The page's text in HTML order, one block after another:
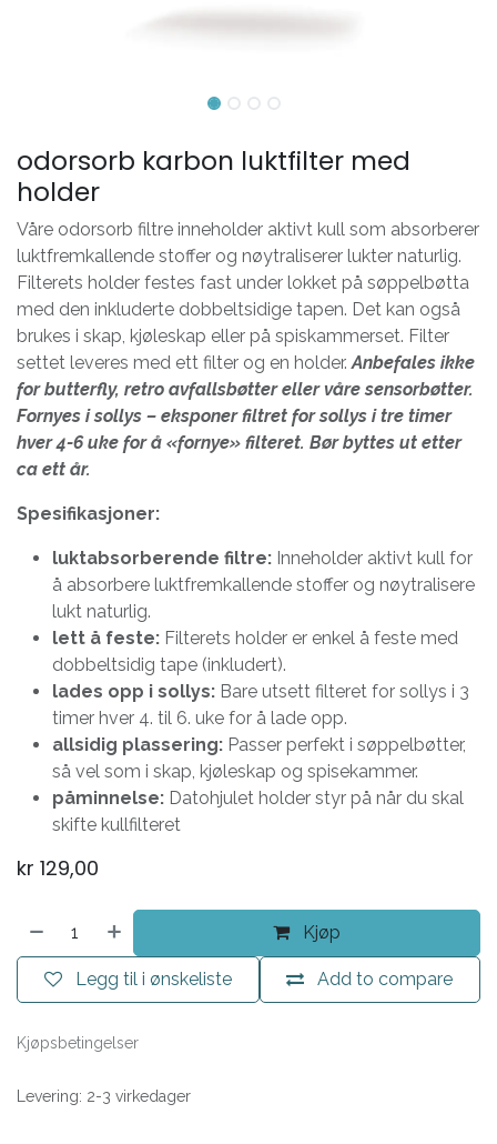
odorsorb karbon luktfilter med
holder
Våre odorsorb filtre inneholder aktivt kull som absorberer
luktfremkallende stoffer og nøytraliserer lukter naturlig.
Filterets holder festes fast under lokket på søppelbøtta
med den inkluderte dobbeltsidige tapen. Det kan også
brukes i skap, kjøleskap eller på spiskammerset. Filter
settet leveres med ett filter og en holder.Anbefales ikke
for butterfly, retro avfallsbøtter eller våre sensorbøtter.
Fornyes i sollys – eksponer filtret for sollys i tre timer
hver 4-6 uke for å «fornye» filteret. Bør byttes ut etter
ca ett år.
Spesifikasjoner:
luktabsorberende filtre: Inneholder aktivt kull for
å absorbere luktfremkallende stoffer og nøytralisere
lukt naturlig.
lett å feste: Filterets holder er enkel å feste med
dobbeltsidig tape (inkludert).
lades opp i sollys: Bare utsett filteret for sollys i 3
timer hver 4. til 6. uke for å lade opp.
allsidig plassering: Passer perfekt i søppelbøtter,
så vel som i skap, kjøleskap og spisekammer.
påminnelse: Datohjulet holder styr på når du skal
skifte kullfilteret
kr 129,00
Kjøp
Add to compare
Legg til i ønskeliste
Kjøpsbetingelser
Levering: 2-3 virkedager